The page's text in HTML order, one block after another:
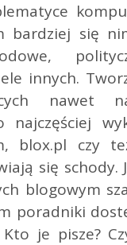
bardziej się
innych.
nawet
blox.pl czy
się schody.
blogowym
poradniki
je pisze?